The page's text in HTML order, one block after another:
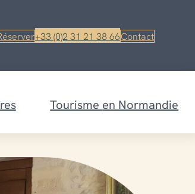
+33 (0)2 31 21 38 66Contact
Tourisme en Normandie